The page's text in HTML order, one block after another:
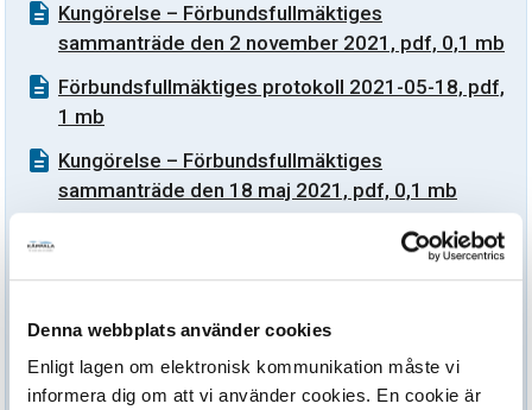
Denna webbplats använder cookies
Enligt lagen om elektronisk kommunikation måste vi
informera dig om att vi använder cookies. En cookie är
Kungörelse – Förbundsfullmäktiges
sammanträde den 2 november 2021, pdf, 0,1 mb
Förbundsfullmäktiges protokoll 2021-05-18, pdf,
1 mb
Kungörelse – Förbundsfullmäktiges
sammanträde den 18 maj 2021, pdf, 0,1 mb
Styrelsens protokoll 2021-10-12, pdf, 1 mb
Styrelsens protokoll 2021-08-26, pdf, 1 mb